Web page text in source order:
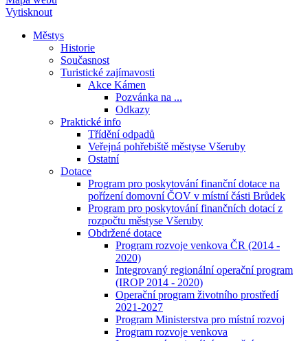
Vytisknout
Městys
Historie
Současnost
Turistické zajímavosti
Akce Kámen
Pozvánka na ...
Odkazy
Praktické info
Třídění odpadů
Veřejná pohřebiště městyse Všeruby
Ostatní
Dotace
Program pro poskytování finanční dotace na
pořízení domovní ČOV v místní části Brůdek
Program pro poskytování finančních dotací z
rozpočtu městyse Všeruby
Obdržené dotace
Program rozvoje venkova ČR (2014 -
2020)
Integrovaný regionální operační program
(IROP 2014 - 2020)
Operační program životního prostředí
2021-2027
Program Ministerstva pro místní rozvoj
Program rozvoje venkova